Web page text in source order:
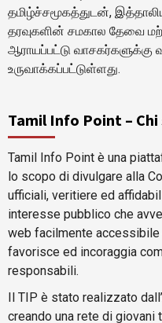
தமிழ்ச்சமூகத்துடன்,
தரவுகளின் சமகால தேவை
ஆராயப்பட்டு வாசகர்களுக்கு
உருவாக்கப்பட்டுள்ளது.
Tamil Info Point – Chi
Tamil Info Point è una
lo scopo di divulgare alla
ufficiali, veritiere ed
interesse pubblico che
web facilmente
favorisce ed incoraggia
responsabili.
Il TIP è stato realizzato
creando una rete di giovani